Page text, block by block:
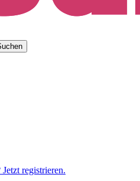
registrieren.